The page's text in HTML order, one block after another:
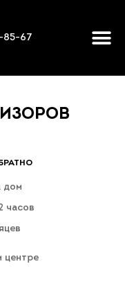
85-67
дом
часов
центре